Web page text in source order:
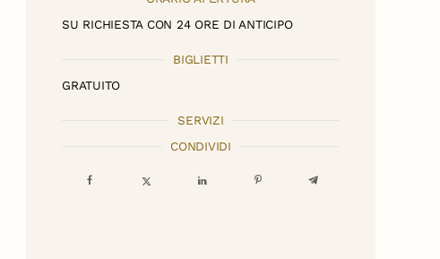
SU RICHIESTA CON 24 ORE DI ANTICIPO
BIGLIETTI
GRATUITO
SERVIZI
CONDIVIDI